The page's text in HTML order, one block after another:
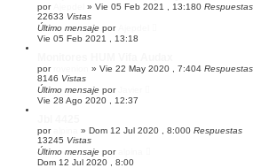
por » Vie 05 Feb 2021 , 13:180 Respuestas
22633 Vistas
Último mensaje por
Vie 05 Feb 2021 , 13:18
por » Vie 22 May 2020 , 7:404 Respuestas
8146 Vistas
Último mensaje por
Vie 28 Ago 2020 , 12:37
por » Dom 12 Jul 2020 , 8:000 Respuestas
13245 Vistas
Último mensaje por
Dom 12 Jul 2020 , 8:00